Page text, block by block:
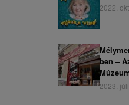
2022.
ben –
2023.